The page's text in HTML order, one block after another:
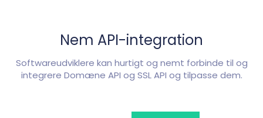
Nem API-integration
Softwareudviklere kan hurtigt og nemt forbinde til og
integrere Domæne API og SSL API og tilpasse dem.